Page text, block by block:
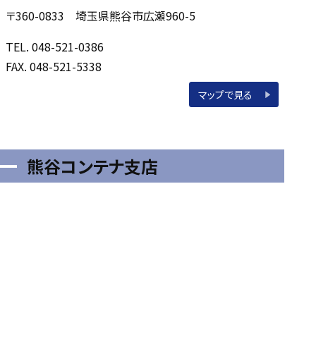
〒360-0833 埼玉県熊谷市広瀬960-5
TEL. 048-521-0386
FAX. 048-521-5338
マップで見る
熊谷コンテナ支店